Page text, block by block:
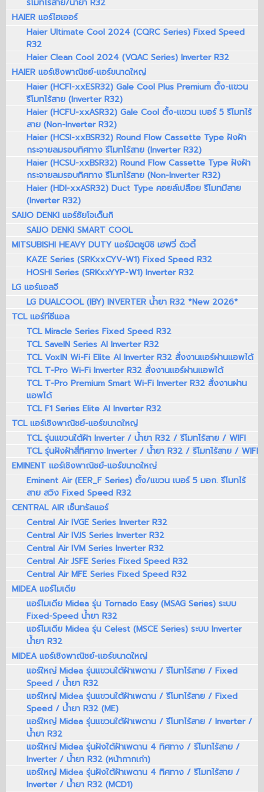
HAIER แอร์ไฮเออร์
Haier Ultimate Cool 2024 (CQRC Series) Fixed Speed
R32
Haier Clean Cool 2024 (VQAC Series) Inverter R32
HAIER แอร์เชิงพาณิชย์-แอร์ขนาดใหญ่
Haier (HCFI-xxESR32) Gale Cool Plus Premium ตั้ง-แขวน
รีโมทไร้สาย (Inverter R32)
Haier (HCFU-xxASR32) Gale Cool ตั้ง-แขวน เบอร์ 5 รีโมทไร้
สาย (Non-Inverter R32)
Haier (HCSI-xxBSR32) Round Flow Cassette Type ฝังฝ้า
กระจายลมรอบทิศทาง รีโมทไร้สาย (Inverter R32)
Haier (HCSU-xxBSR32) Round Flow Cassette Type ฝังฝ้า
กระจายลมรอบทิศทาง รีโมทไร้สาย (Non-Inverter R32)
Haier (HDI-xxASR32) Duct Type คอยล์เปลือย รีโมทมีสาย
(Inverter R32)
SAIJO DENKI แอร์ซัยโจเด็นกิ
SAIJO DENKI SMART COOL
MITSUBISHI HEAVY DUTY แอร์มิตซูบิชิ เฮฟวี่ ดิวตี้
KAZE Series (SRKxxCYV-W1) Fixed Speed R32
HOSHI Series (SRKxxYYP-W1) Inverter R32
LG แอร์แอลจี
LG DUALCOOL (IBY) INVERTER น้ำยา R32 *New 2026*
TCL แอร์ทีซีแอล
TCL Miracle Series Fixed Speed R32
TCL SaveIN Series AI Inverter R32
TCL VoxIN Wi-Fi Elite AI Inverter R32 สั่งงานแอร์ผ่านแอพได้
TCL T-Pro Wi-Fi Inverter R32 สั่งงานแอร์ผ่านแอพได้
TCL T-Pro Premium Smart Wi-Fi Inverter R32 สั่งงานผ่าน
แอพได้
TCL F1 Series Elite AI Inverter R32
TCL แอร์เชิงพาณิชย์-แอร์ขนาดใหญ่
TCL รุ่นแขวนใต้ฝ้า Inverter / น้ำยา R32 / รีโมทไร้สาย / WIFI
TCL รุ่นฝังฝ้าสี่ทิศทาง Inverter / น้ำยา R32 / รีโมทไร้สาย / WIFI
EMINENT แอร์เชิงพาณิชย์-แอร์ขนาดใหญ่
Eminent Air (EER_F Series) ตั้ง/แขวน เบอร์ 5 มอก. รีโมทไร้
สาย สวิง Fixed Speed R32
CENTRAL AIR เซ็นทรัลแอร์
Central Air IVGE Series Inverter R32
Central Air IVJS Series Inverter R32
Central Air IVM Series Inverter R32
Central Air JSFE Series Fixed Speed R32
Central Air MFE Series Fixed Speed R32
MIDEA แอร์ไมเดีย
แอร์ไมเดีย Midea รุ่น Tornado Easy (MSAG Series) ระบบ
Fixed-Speed น้ำยา R32
แอร์ไมเดีย Midea รุ่น Celest (MSCE Series) ระบบ Inverter
น้ำยา R32
MIDEA แอร์เชิงพาณิชย์-แอร์ขนาดใหญ่
แอร์ใหญ่ Midea รุ่นแขวนใต้ฝ้าเพดาน / รีโมทไร้สาย / Fixed
Speed / น้ำยา R32
แอร์ใหญ่ Midea รุ่นแขวนใต้ฝ้าเพดาน / รีโมทไร้สาย / Fixed
Speed / น้ำยา R32 (ME)
แอร์ใหญ่ Midea รุ่นแขวนใต้ฝ้าเพดาน / รีโมทไร้สาย / Inverter /
น้ำยา R32
แอร์ใหญ่ Midea รุ่นฝังใต้ฝ้าเพดาน 4 ทิศทาง / รีโมทไร้สาย /
Inverter / น้ำยา R32 (หน้ากากเก่า)
แอร์ใหญ่ Midea รุ่นฝังใต้ฝ้าเพดาน 4 ทิศทาง / รีโมทไร้สาย /
Inverter / น้ำยา R32 (MCD1)